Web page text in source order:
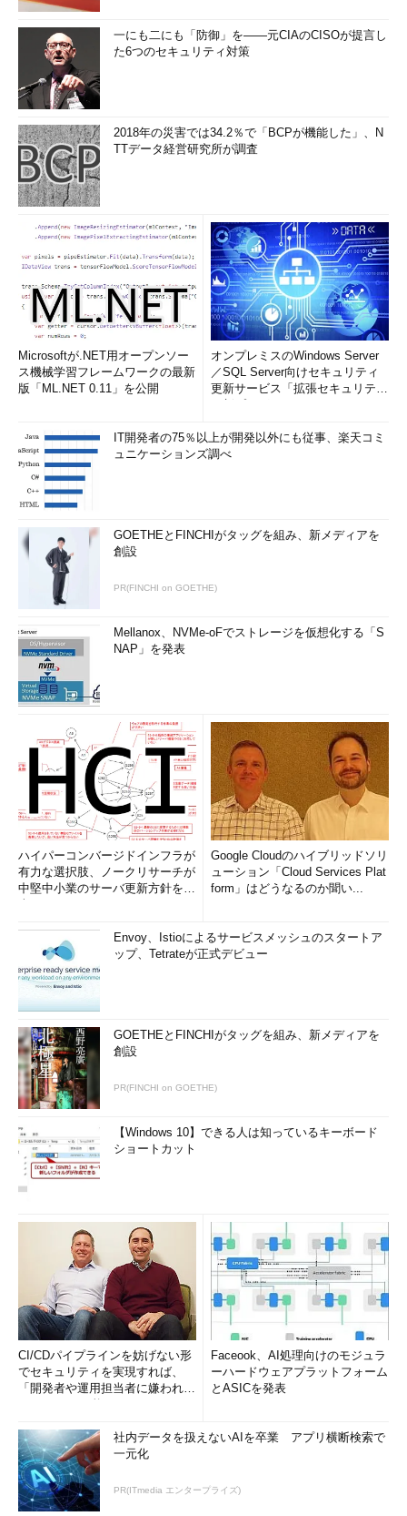
一にも二にも「防御」を――元CIAのCISOが提言し
た6つのセキュリティ対策
2018年の災害では34.2％で「BCPが機能した」、N
TTデータ経営研究所が調査
Microsoftが.NET用オープンソー
ス機械学習フレームワークの最新
版「ML.NET 0.11」を公開
オンプレミスのWindows Server
／SQL Server向けセキュリティ
更新サービス「拡張セキュリティ
IT開発者の75％以上が開発以外にも従事、楽天コミ
ュニケーションズ調べ
GOETHEとFINCHIがタッグを組み、新メディアを
創設
PR(FINCHI on GOETHE)
Mellanox、NVMe-oFでストレージを仮想化する「S
NAP」を発表
ハイパーコンバージドインフラが
有力な選択肢、ノークリサーチが
中堅中小業のサーバ更新方針を調
Google Cloudのハイブリッドソリ
ューション「Cloud Services Plat
form」はどうなるのか聞い...
Envoy、Istioによるサービスメッシュのスタートア
ップ、Tetrateが正式デビュー
GOETHEとFINCHIがタッグを組み、新メディアを
創設
PR(FINCHI on GOETHE)
【Windows 10】できる人は知っているキーボード
ショートカット
CI/CDパイプラインを妨げない形
でセキュリティを実現すれば、
「開発者や運用担当者に嫌われな
Faceook、AI処理向けのモジュラ
ーハードウェアプラットフォーム
とASICを発表
社内データを扱えないAIを卒業 アプリ横断検索で
一元化
PR(ITmedia エンタープライズ)